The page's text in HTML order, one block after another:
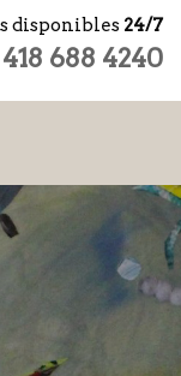
disponibles 24/7
418 688 4240